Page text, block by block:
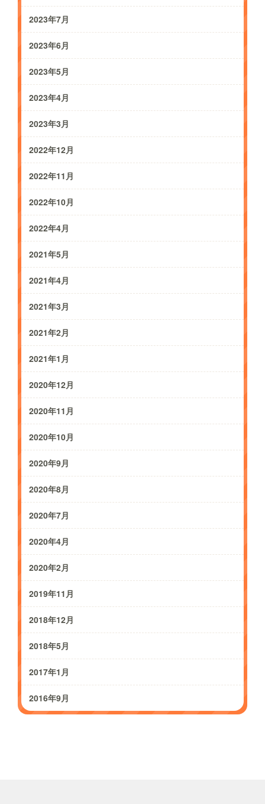
2023年7月
2023年6月
2023年5月
2023年4月
2023年3月
2022年12月
2022年11月
2022年10月
2022年4月
2021年5月
2021年4月
2021年3月
2021年2月
2021年1月
2020年12月
2020年11月
2020年10月
2020年9月
2020年8月
2020年7月
2020年4月
2020年2月
2019年11月
2018年12月
2018年5月
2017年1月
2016年9月